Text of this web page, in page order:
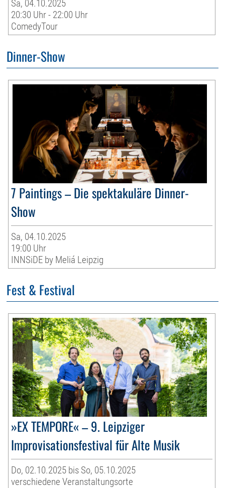
Sa, 04.10.2025
20:30 Uhr - 22:00 Uhr
ComedyTour
Dinner-Show
7 Paintings – Die spektakuläre Dinner-
Show
Sa, 04.10.2025
19:00 Uhr
INNSiDE by Meliá Leipzig
Fest & Festival
»EX TEMPORE« – 9. Leipziger
Improvisationsfestival für Alte Musik
Do, 02.10.2025 bis So, 05.10.2025
verschiedene Veranstaltungsorte